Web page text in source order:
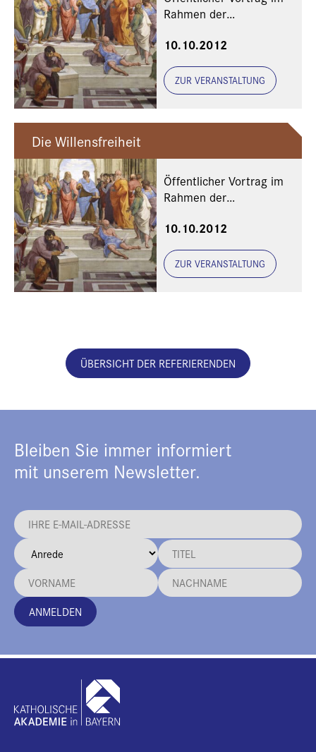
Rahmen der
2012
10.10.2012
ZUR VERANSTALTUNG
Die Willensfreiheit
Öffentlicher Vortrag im
Rahmen der
2012
10.10.2012
ZUR VERANSTALTUNG
ÜBERSICHT DER REFERIERENDEN
Bleiben Sie immer informiert
mit unserem Newsletter.
ANMELDEN